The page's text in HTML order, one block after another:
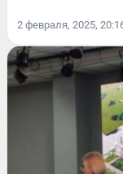
2 февраля, 2025,